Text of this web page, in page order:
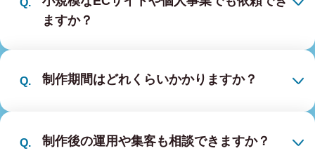
ますか？
制作期間はどれくらいかかりますか？
制作後の運用や集客も相談できますか？